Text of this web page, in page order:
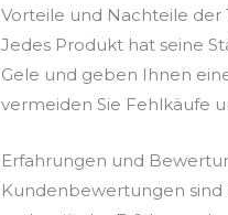
Vorteile und Nachteile der
Jedes Produkt hat seine
Gele und geben Ihnen
vermeiden Sie Fehlkäufe
Erfahrungen und
Kundenbewertungen sind